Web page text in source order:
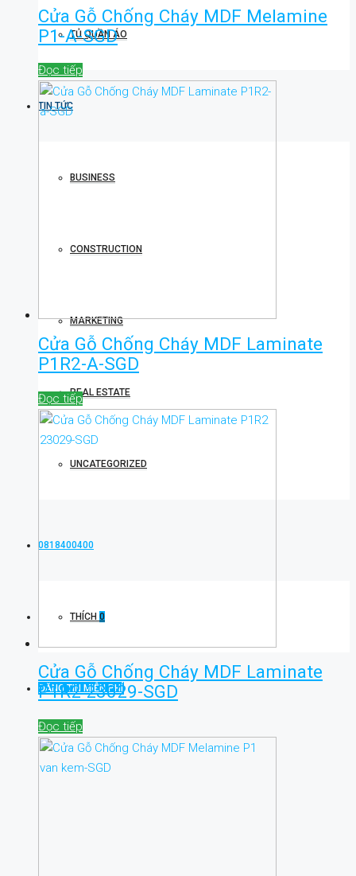
TỦ QUẦN ÁO
TIN TỨC
BUSINESS
CONSTRUCTION
MARKETING
REAL ESTATE
UNCATEGORIZED
0818400400
THÍCH 0
ĐĂNG TIN MIỄN PHÍ
Cửa Gỗ Chống Cháy MDF Melamine
P1-A-SGD
Đọc tiếp
Cửa Gỗ Chống Cháy MDF Laminate
P1R2-A-SGD
Đọc tiếp
Cửa Gỗ Chống Cháy MDF Laminate
P1R2 23029-SGD
Đọc tiếp